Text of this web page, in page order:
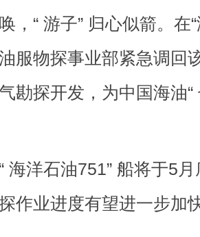
“ 游子” 归心似箭。在“
服物探事业部紧急调回
勘探开发，为中国海油“
洋石油751” 船将于5月
作业进度有望进一步加